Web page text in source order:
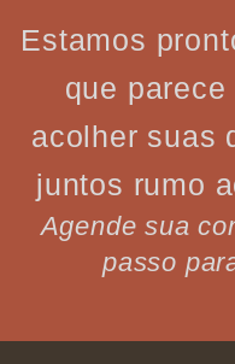
Estamos
que
acolher suas
juntos rumo
Agende sua
passo